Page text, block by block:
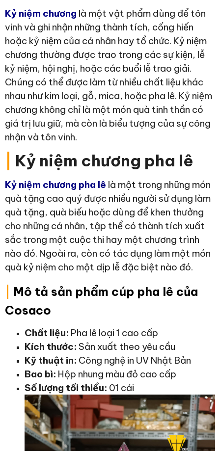
Kỷ niệm chương là một vật phẩm dùng để tôn
vinh và ghi nhận những thành tích, cống hiến
hoặc kỷ niệm của cá nhân hay tổ chức. Kỷ niệm
chương thường được trao trong các sự kiện, lễ
kỷ niệm, hội nghị, hoặc các buổi lễ trao giải.
Chúng có thể được làm từ nhiều chất liệu khác
nhau như kim loại, gỗ, mica, hoặc pha lê. Kỷ niệm
chương không chỉ là một món quà tinh thần có
giá trị lưu giữ, mà còn là biểu tượng của sự công
nhận và tôn vinh.
Kỷ niệm chương pha lê
Kỷ niệm chương pha lê là một trong những món
quà tặng cao quý được nhiều người sử dụng làm
quà tặng, quà biếu hoặc dùng để khen thưởng
cho những cá nhân, tập thể có thành tích xuất
sắc trong một cuộc thi hay một chương trình
nào đó. Ngoài ra, còn có tác dụng làm một món
quà kỷ niệm cho một dịp lễ đặc biệt nào đó.
Mô tả sản phẩm cúp pha lê của
Cosaco
Chất liệu: Pha lê loại 1 cao cấp
Kích thước: Sản xuất theo yêu cầu
Kỹ thuật in: Công nghệ in UV Nhật Bản
Bao bì: Hộp nhung màu đỏ cao cấp
Số lượng tối thiểu: 01 cái